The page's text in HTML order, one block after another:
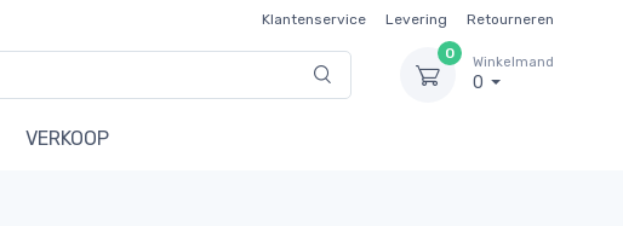
Klantenservice Levering
Retourneren
0
Winkelmand
0
VERKOOP